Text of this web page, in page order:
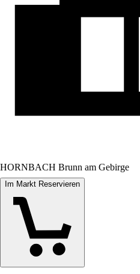
HORNBACH Brunn am Gebirge
Im Markt Reservieren